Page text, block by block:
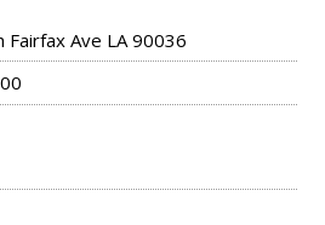
Fairfax Ave LA 90036